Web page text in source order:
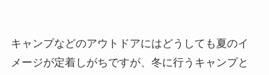
キャンプなどのアウトドアにはどうしても夏のイ
メージが定着しがちですが、冬に行うキャンプと